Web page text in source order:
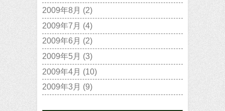
2009年8月 (2)
2009年7月 (4)
2009年6月 (2)
2009年5月 (3)
2009年4月 (10)
2009年3月 (9)